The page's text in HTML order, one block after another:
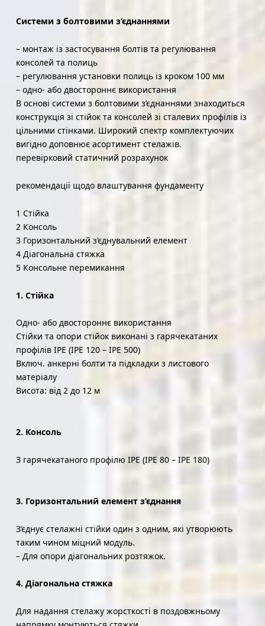
Системи з болтовими з’єднаннями
– монтаж із застосування болтів та регулювання
консолей та полиць
– регулювання установки полиць із кроком 100 мм
– одно- або двостороннє використання
В основі системи з болтовими з’єднаннями знаходиться
конструкція зі стійок та консолей зі сталевих профілів із
цільними стінками. Широкий спектр комплектуючих
вигідно доповнює асортимент стелажів.
перевірковий статичний розрахунок
рекомендації щодо влаштування фундаменту
1 Стійка
2 Консоль
3 Горизонтальний з’єднувальний елемент
4 Діагональна стяжка
5 Консольне перемикання
1. Стійка
Одно- або двостороннє використання
Стійки та опори стійок виконані з гарячекатаних
профілів IPE (IPE 120 – IPE 500)
Включ. анкерні болти та підкладки з листового
матеріалу
Висота: від 2 до 12 м
2. Консоль
З гарячекатаного профілю IPE (IPE 80 – IPE 180)
3. Горизонтальний елемент з’єднання
З’єднує стелажні стійки один з одним, які утворюють
таким чином міцний модуль.
– Для опори діагональних розтяжок.
4. Діагональна стяжка
Для надання стелажу жорсткості в поздовжньому